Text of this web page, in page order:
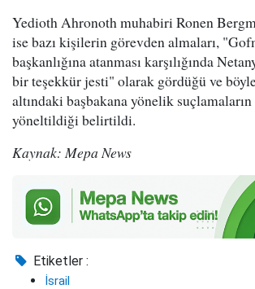
Yedioth Ahronoth muhabiri Ronen
ise bazı kişilerin görevden almaları,
başkanlığına atanması karşılığında
bir teşekkür jesti" olarak gördüğü ve
altındaki başbakana yönelik
yöneltildiği belirtildi.
Kaynak: Mepa News
Etiketler :
İsrail